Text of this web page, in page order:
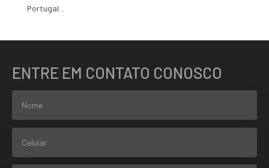
Portugal...
ENTRE EM CONTATO CONOSCO